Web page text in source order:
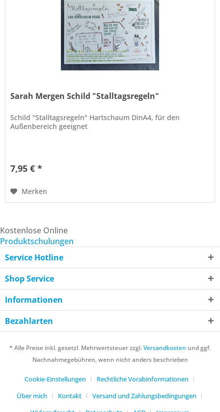
Sarah Mergen Schild "Stalltagsregeln"
Schild "Stalltagsregeln" Hartschaum DinA4, für den
Außenbereich geeignet
7,95 € *
Merken
Kostenlose Online
Produktschulungen
Service Hotline
Shop Service
Informationen
Bezahlarten
* Alle Preise inkl. gesetzl. Mehrwertsteuer zzgl.Versandkosten und ggf.
Nachnahmegebühren, wenn nicht anders beschrieben
Cookie-Einstellungen
Rechtliche Vorabinformationen
Über mich
Kontakt
Versand und Zahlungsbedingungen